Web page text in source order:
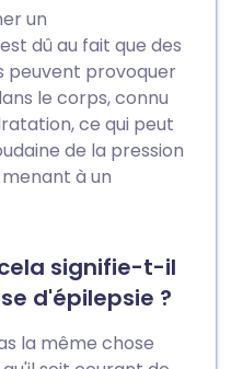
un
dû au fait que des
peuvent provoquer
le corps, connu
ce qui peut
de la pression
à un
signifie-t-il
d'épilepsie ?
la même chose